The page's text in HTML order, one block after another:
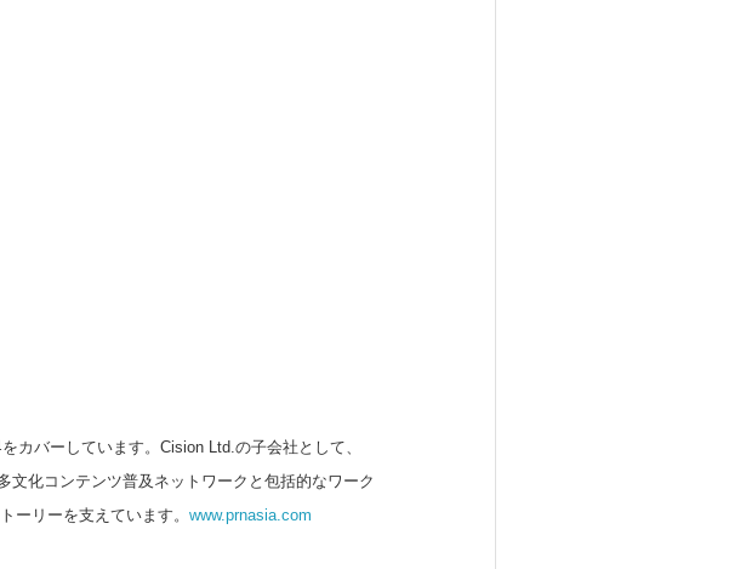
カバーしています。Cision Ltd.の子会社として、
化コンテンツ普及ネットワークと包括的なワーク
ーリーを支えています。 www.prnasia.com